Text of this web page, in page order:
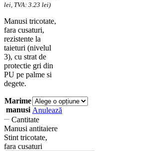
lei, TVA: 3.23 lei)
Manusi tricotate,
fara cusaturi,
rezistente la
taieturi (nivelul
3), cu strat de
protectie gri din
PU pe palme si
degete.
Marime
manusi Anulează
Cantitate
Manusi antitaiere
Stint tricotate,
fara cusaturi